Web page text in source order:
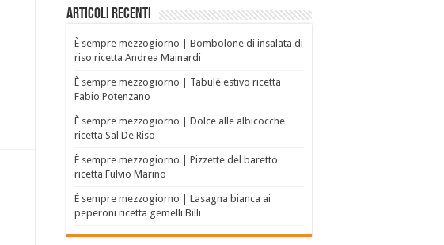
Articoli recenti
È sempre mezzogiorno | Bombolone di insalata di
riso ricetta Andrea Mainardi
È sempre mezzogiorno | Tabulè estivo ricetta
Fabio Potenzano
È sempre mezzogiorno | Dolce alle albicocche
ricetta Sal De Riso
È sempre mezzogiorno | Pizzette del baretto
ricetta Fulvio Marino
È sempre mezzogiorno | Lasagna bianca ai
peperoni ricetta gemelli Billi